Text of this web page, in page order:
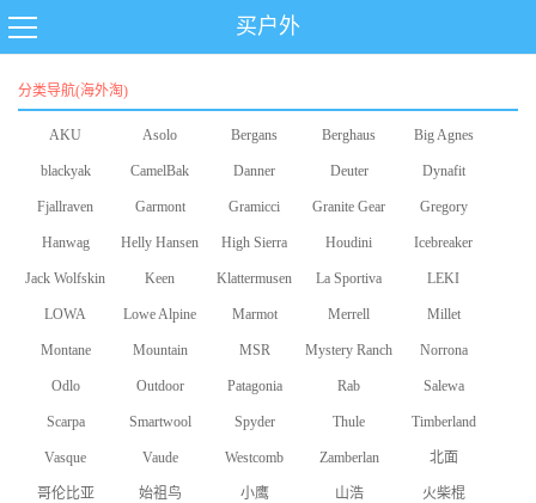
买户外
分类导航(海外淘)
AKU Asolo Bergans Berghaus Big Agnes
blackyak CamelBak Danner Deuter Dynafit
Fjallraven Garmont Gramicci Granite Gear Gregory
Hanwag Helly Hansen High Sierra Houdini Icebreaker
Jack Wolfskin Keen Klattermusen La Sportiva LEKI
LOWA Lowe Alpine Marmot Merrell Millet
Montane Mountain
Equipment
MSR Mystery Ranch Norrona
Odlo Outdoor
Research
Patagonia Rab Salewa
Scarpa Smartwool Spyder Thule Timberland
Vasque Vaude Westcomb Zamberlan 北面
哥伦比亚 始祖鸟 小鹰 山浩 火柴棍